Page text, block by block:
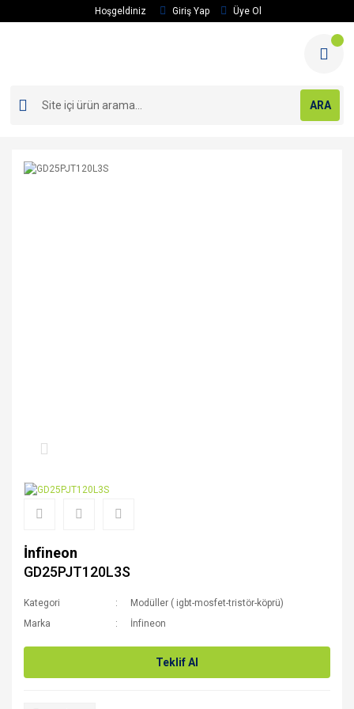
Hoşgeldiniz Giriş Yap Üye Ol
ARA
İnfineon
GD25PJT120L3S
Kategori
Modüller ( igbt-mosfet-tristör-köprü)
Marka
İnfineon
Teklif Al